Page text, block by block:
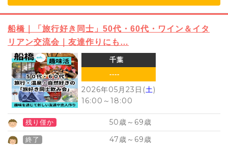
船橋｜「旅行好き同士」50代・60代・ワイン＆イタ
リアン交流会｜友達作りにも…
千葉
----
2026年05月23日(土)
16:00 ～ 18:00
残り僅か 50歳～ 69歳
終了 47歳～ 69歳